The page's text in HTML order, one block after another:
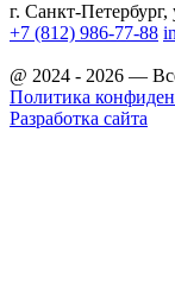
г. Санкт-
+7 (812) 986-77-88
@ 2024 - 2026 —
Политика
Разработка сайта